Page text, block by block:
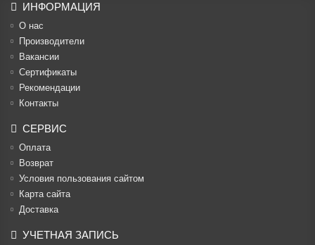
ИНФОРМАЦИЯ
О нас
Производители
Вакансии
Cертификаты
Рекомендации
Контакты
СЕРВИС
Оплата
Возврат
Условия пользования сайтом
Карта сайта
Доставка
УЧЕТНАЯ ЗАПИСЬ